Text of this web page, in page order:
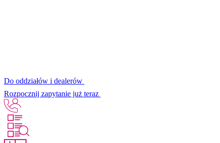
Do oddziałów i dealerów
Rozpocznij zapytanie już teraz